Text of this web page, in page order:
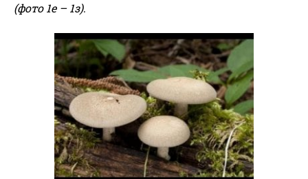
(фото 1е – 1з).